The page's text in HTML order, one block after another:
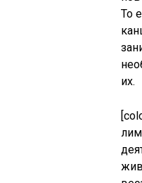
То
их.